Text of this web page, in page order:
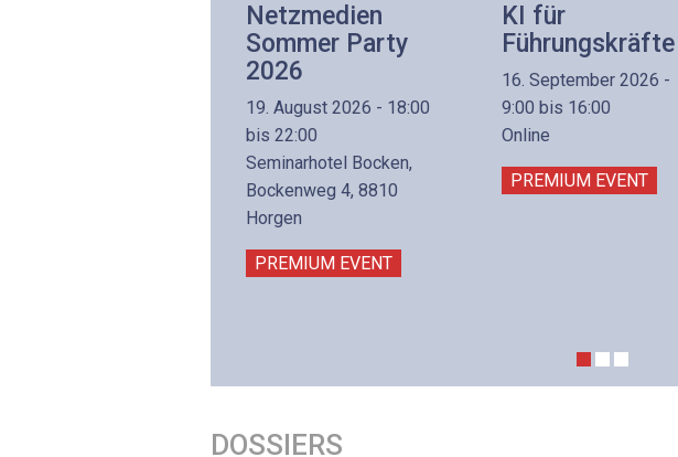
Netzmedien
Sommer Party
2026
19. August 2026 - 18:00
bis 22:00
Seminarhotel Bocken,
Bockenweg 4, 8810
Horgen
PREMIUM EVENT
KI für
Führungskräfte
16. September 2026 -
9:00 bis 16:00
Online
PREMIUM EVENT
DOSSIERS